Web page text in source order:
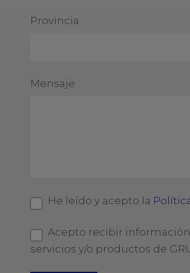
Provincia
Mensaje
He leído y acepto la
Acepto recibir
servicios y/o productos de